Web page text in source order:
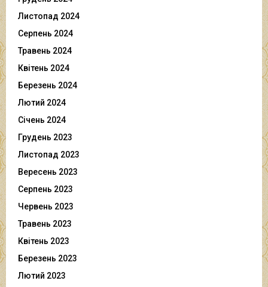
Листопад 2024
Серпень 2024
Травень 2024
Квітень 2024
Березень 2024
Лютий 2024
Січень 2024
Грудень 2023
Листопад 2023
Вересень 2023
Серпень 2023
Червень 2023
Травень 2023
Квітень 2023
Березень 2023
Лютий 2023